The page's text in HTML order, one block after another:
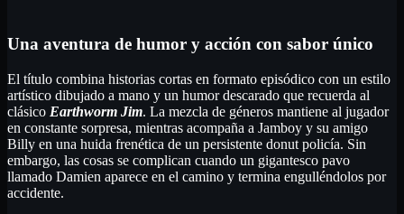
Una aventura de humor y acción con sabor único
El título combina historias cortas en formato episódico con un estilo
artístico dibujado a mano y un humor descarado que recuerda al
clásico Earthworm Jim. La mezcla de géneros mantiene al jugador
en constante sorpresa, mientras acompaña a Jamboy y su amigo
Billy en una huida frenética de un persistente donut policía. Sin
embargo, las cosas se complican cuando un gigantesco pavo
llamado Damien aparece en el camino y termina engulléndolos por
accidente.